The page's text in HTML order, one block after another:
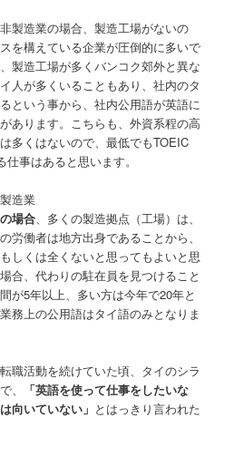
製造業の場合、製造工場がないの
を構えている企業が圧倒的に多いで
製造工場が多くバンコク郊外と異な
人が多くいることもあり、社内のタ
という事から、社内公用語が英語に
あります。こちらも、外資系程の高
多くはないので、最低でもTOEIC
事はあると思います。
造業
場合、 多くの製造拠点（工場）は、
労働者は地方出身であることから、
しくは全くないと思ってもよいと思
合、代わりの駐在員を見つけること
が5年以上、多い方は今年で20年と
務上の公用語はタイ語のみとなりま
職活動を続けていた頃、タイのシラ
、
「英語を使って仕事をしたいな
向いていない」 とはっきり言われた